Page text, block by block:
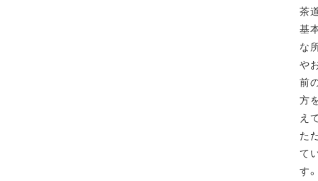
茶
基
な
や
前
方
え
た
て
す